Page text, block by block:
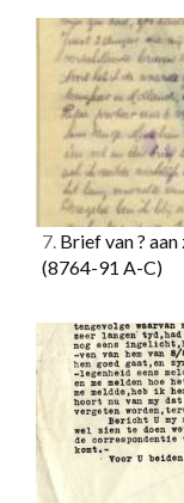
7. Brief van ?
(8764-91 A-C)